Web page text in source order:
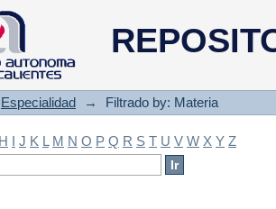
by: Materia
Especialidad → Filtrado by: Materia
H I J K L M N O P Q R S T U V W X Y Z